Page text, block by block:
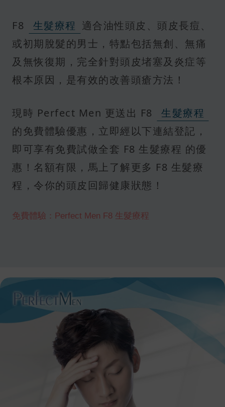
F8 生髮療程 適合油性頭皮、頭皮長痘、
或初期脫髮的男士，特點包括無創、無痛
及無恢復期，完全針對頭皮堵塞及炎症等
根本原因，是有效的改善頭瘡方法！
現時 Perfect Men 更送出 F8
生髮療程
的免費體驗優惠，立即經以下連結登記，
即可享有免費試做全套 F8 生髮療程 的優
惠！名額有限，馬上了解更多 F8 生髮療
程，令你的頭皮回歸健康狀態！
免費體驗：Perfect Men F8 生髮療程